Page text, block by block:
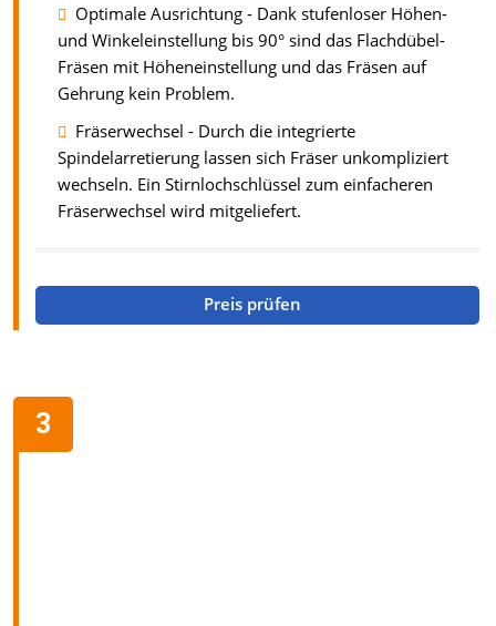
Optimale Ausrichtung - Dank stufenloser Höhen-
und Winkeleinstellung bis 90° sind das Flachdübel-
Fräsen mit Höheneinstellung und das Fräsen auf
Gehrung kein Problem.
Fräserwechsel - Durch die integrierte
Spindelarretierung lassen sich Fräser unkompliziert
wechseln. Ein Stirnlochschlüssel zum einfacheren
Fräserwechsel wird mitgeliefert.
Preis prüfen